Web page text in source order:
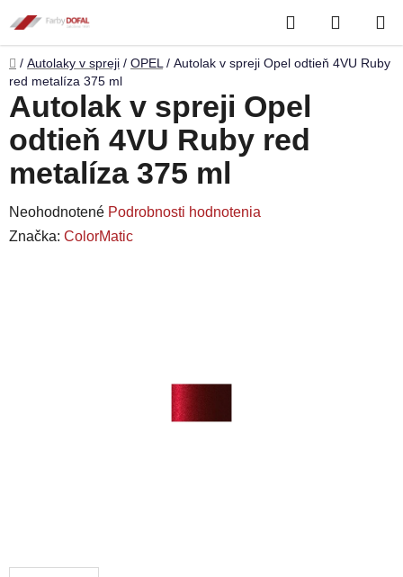
na
obsah
Hľadať
KOŠÍK
Domov
/ Autolaky v spreji / OPEL / Autolak v spreji Opel odtieň 4VU Ruby
red metalíza 375 ml
Autolak v spreji Opel
odtieň 4VU Ruby red
metalíza 375 ml
Priemerné
hodnotenie
Neohodnotené Podrobnosti hodnotenia
Značka: ColorMatic